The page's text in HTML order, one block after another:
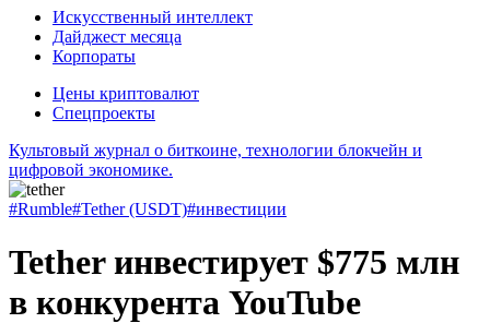
Искусственный интеллект
Дайджест месяца
Корпораты
Цены криптовалют
Спецпроекты
Культовый журнал о биткоине, технологии блокчейн и
цифровой экономике.
#Rumble#Tether (USDT)#инвестиции
Tether инвестирует $775 млн
в конкурента YouTube